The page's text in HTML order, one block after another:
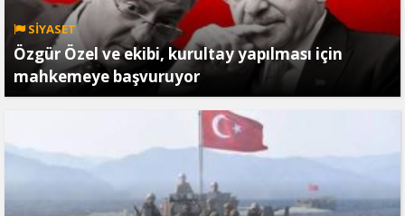
SİYASET
Özgür Özel ve ekibi, kurultay yapılması için
mahkemeye başvuruyor